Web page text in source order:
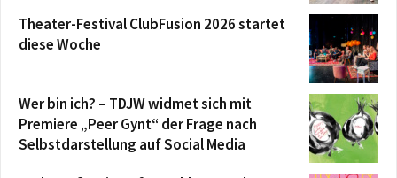
Theater-Festival ClubFusion 2026 startet
diese Woche
Wer bin ich? – TDJW widmet sich mit
Premiere „Peer Gynt“ der Frage nach
Selbstdarstellung auf Social Media